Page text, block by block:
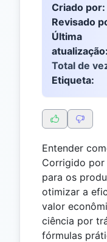
Criado por:
Revisado
Última
atualização:
Total de
Etiqueta:
Entender
Corrigido por
para os
otimizar a
valor
ciência por
fórmulas